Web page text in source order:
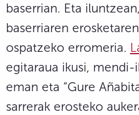
baserrian. Eta
baserriaren
ospatzeko erromeria.
egitaraua ikusi,
eman eta “Gure
sarrerak erosteko